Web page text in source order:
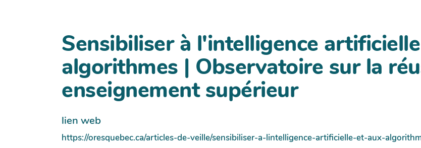
Sensibiliser à l'intelligence
algorithmes | Observatoire sur la
enseignement supérieur
lien web
https://oresquebec.ca/articles-de-veille/sensibiliser-a-lintelligence-artificielle-et-aux-